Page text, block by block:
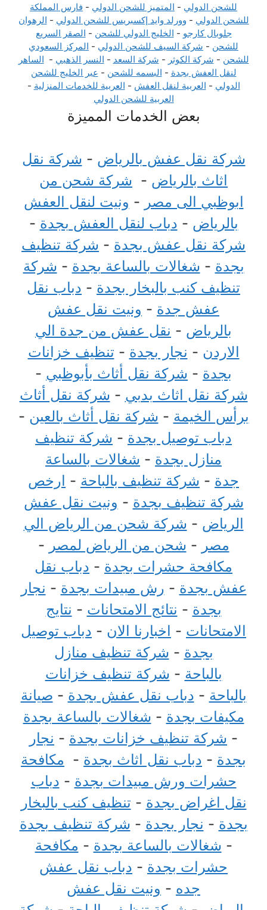
للشحن الدولي - المتميز للشحن الدولي - فارس المملكة
للشحن الدولي - وورلد وايد إكسبريس للشحن الدولي - الرهوان
جلوبال كارجو - الخليج الدولي للشحن - الصقر السريع
للشحن - شركة السيف للشحن الدولي - المركز السعودي
للشحن - شركة الكوثر - شركة السعد - النسر الذهبي - الساهر
لنقل العفش بجدة - البسمه للشحن - عبر الخليج للشحن
الدولي - العربية لنقل العفش - العربية للخدمات المنزلية -
العربية للشحن الدولي
بعض الخدمات المميزة
شركة نقل عفش بالرياض - شركة نقل
اثاث بالرياض - شركة شحن من
ابوظبي الى مصر - ونيت لنقل العفش
بالرياض - دباب لنقل العفش بجدة -
شركة نقل عفش بجدة - شركة تنظيف
بجدة - شغالات بالساعة بجدة - شركة
تنظيف كنب بالبخار بجدة - دباب نقل
عفش جدة - ونيت نقل عفش
بالرياض - نقل عفش من جدة الي
الاردن - نجار بجدة - تنظيف خزانات
بجدة - شركة نقل أثاث بأبوظبي -
شركة نقل اثاث بدبي - شركة نقل أثاث
برأس الخيمة - شركة نقل أثاث بالعين -
دباب توصيل بجدة - شركة تنظيف
منازل بجدة - شغالات بالساعة
جدة - شركة تنظيف بالباحة - ارخص
شركة تنظيف بجدة - ونيت نقل عفش
الرياض - شركة شحن من الرياض الي
مصر - شحن من الرياض لمصر -
مكافحة حشرات بجدة - دباب نقل
عفش بجدة - رش مبيدات بجدة - نجار
بجدة - نتائج الامتحانات - نتايج
الامتحانات - اخبارنا الان - دباب توصيل
بجدة - شركة تنظيف منازل
بالباحة - شركة تنظيف خزانات
بالباحة - دباب نقل عفش بجدة - صيانة
مكيفات بجدة - شغالات بالساعة بجدة
- شركة تنظيف خزانات بجدة - نجار
بجدة - دباب نقل اثاث بجدة - مكافحة
حشرات ورش مبيدات بجدة - دباب
نقل اغراض بجدة - تنظيف كنب بالبخار
بجدة - نجار بجدة - شركة تنظيف بجدة
- شغالات بالساعة بجدة - مكافحة
حشرات بجدة - دباب نقل عفش
جده - ونيت نقل عفش